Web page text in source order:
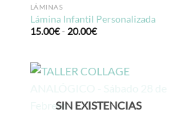
LÁMINAS
Lámina Infantil Personalizada
15.00€ - 20.00€Rango
15.00€
hasta
SIN EXISTENCIAS